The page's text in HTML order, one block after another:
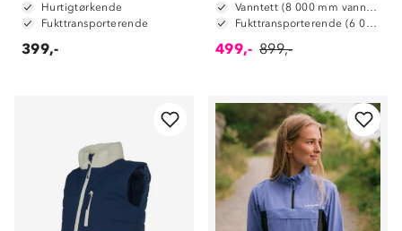
Hurtigtørkende
Fukttransporterende
399,-
Vanntett (8 000 mm vannsøyle)
Fukttransporterende (6 000 g/m2/24t)
499,- 899,-